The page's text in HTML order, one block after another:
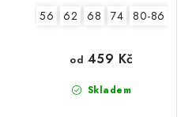
56 62 68 74 80-86
Skladem
od 459 Kč